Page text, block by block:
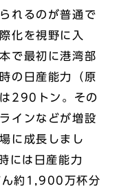
れるのが普通で
化を視野に入
で最初に港湾部
の日産能力（原
290トン。その
インなどが増設
に成長しまし
には日産能力
約1,900万杯分